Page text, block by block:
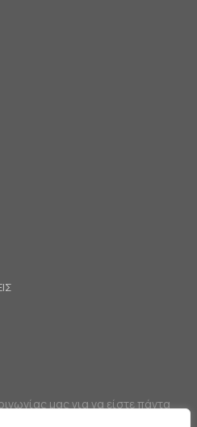
μας για να είστε πάντα